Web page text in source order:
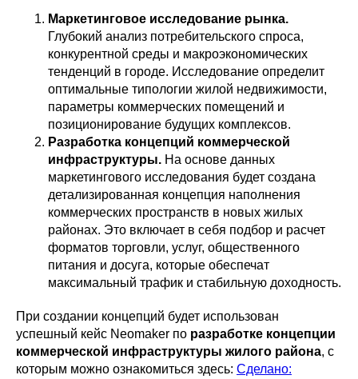
Маркетинговое исследование рынка.
Глубокий анализ потребительского спроса,
конкурентной среды и макроэкономических
тенденций в городе. Исследование определит
оптимальные типологии жилой недвижимости,
параметры коммерческих помещений и
позиционирование будущих комплексов.
Разработка концепций коммерческой
инфраструктуры. На основе данных
маркетингового исследования будет создана
детализированная концепция наполнения
коммерческих пространств в новых жилых
районах. Это включает в себя подбор и расчет
форматов торговли, услуг, общественного
питания и досуга, которые обеспечат
максимальный трафик и стабильную доходность.
При создании концепций будет использован
успешный кейс Neomaker по разработке концепции
коммерческой инфраструктуры жилого района, с
которым можно ознакомиться здесь: Сделано: